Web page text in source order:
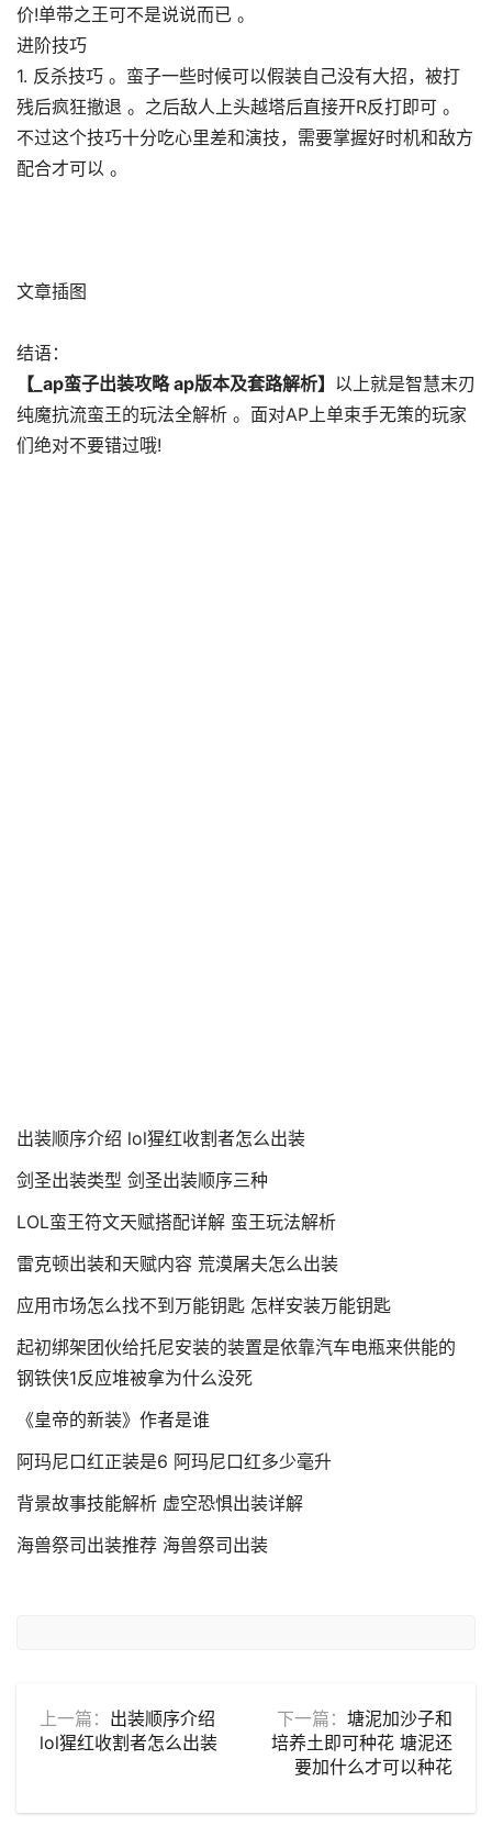
价!单带之王可不是说说而已 。
进阶技巧
1. 反杀技巧 。蛮子一些时候可以假装自己没有大招，被打
残后疯狂撤退 。之后敌人上头越塔后直接开R反打即可 。
不过这个技巧十分吃心里差和演技，需要掌握好时机和敌方
配合才可以 。
文章插图
结语：
【_ap蛮子出装攻略 ap版本及套路解析】 以上就是智慧末刃
纯魔抗流蛮王的玩法全解析 。面对AP上单束手无策的玩家
们绝对不要错过哦!
出装顺序介绍 lol猩红收割者怎么出装
剑圣出装类型 剑圣出装顺序三种
LOL蛮王符文天赋搭配详解 蛮王玩法解析
雷克顿出装和天赋内容 荒漠屠夫怎么出装
应用市场怎么找不到万能钥匙 怎样安装万能钥匙
起初绑架团伙给托尼安装的装置是依靠汽车电瓶来供能的
钢铁侠1反应堆被拿为什么没死
《皇帝的新装》作者是谁
阿玛尼口红正装是6 阿玛尼口红多少毫升
背景故事技能解析 虚空恐惧出装详解
海兽祭司出装推荐 海兽祭司出装
上一篇： 出装顺序介绍
lol猩红收割者怎么出装
下一篇： 塘泥加沙子和
培养土即可种花 塘泥还
要加什么才可以种花